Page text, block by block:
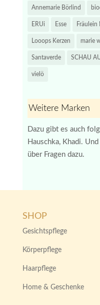
Annemarie Börlind
ERUi Esse Fräulein
Looops Kerzen marie
Santaverde SCHAU
vielö
Weitere Marken
Dazu gibt es auch
Hauschka, Khadi.
über Fragen dazu.
SHOP
Gesichtspflege
Körperpflege
Haarpflege
Home & Geschenke